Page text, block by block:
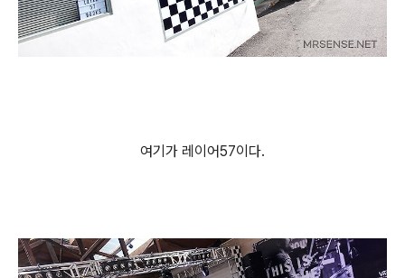
여기가 레이어57이다.